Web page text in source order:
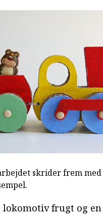
skrider frem med
lokomotiv frugt og en